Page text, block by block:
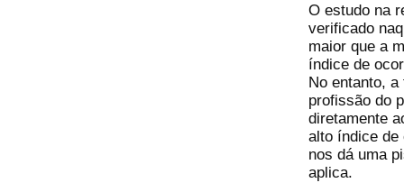
O estudo na
verificado
maior que a
índice de
No entanto,
profissão do
diretamente
alto índice de
nos dá uma
aplica.